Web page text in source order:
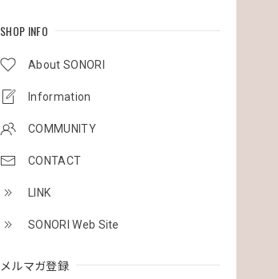
SHOP INFO
About SONORI
Information
COMMUNITY
CONTACT
LINK
SONORI Web Site
メルマガ登録